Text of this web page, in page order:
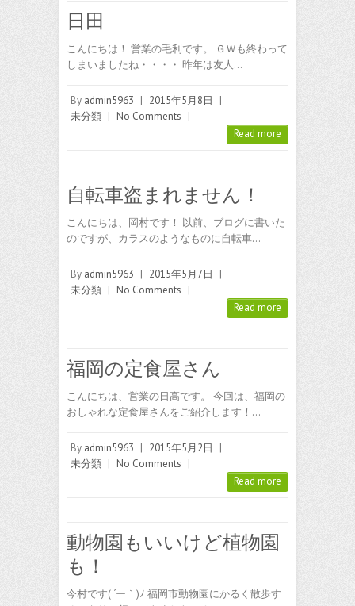
日田
こんにちは！ 営業の毛利です。 ＧＷも終わって
しまいましたね・・・・ 昨年は友人…
By admin5963 | 2015年5月8日
|
未分類 | No Comments |
Read more
自転車盗まれません！
こんにちは、岡村です！ 以前、ブログに書いた
のですが、カラスのようなものに自転車…
By admin5963 | 2015年5月7日
|
未分類 | No Comments |
Read more
福岡の定食屋さん
こんにちは、営業の日高です。 今回は、福岡の
おしゃれな定食屋さんをご紹介します！…
By admin5963 | 2015年5月2日
|
未分類 | No Comments |
Read more
動物園もいいけど植物園
も！
今村です( ´ー｀)ﾉ 福岡市動物園にかるく散歩す